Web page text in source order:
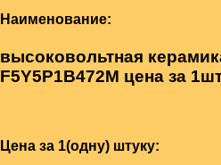
Наименование:
высоковольтная
F5Y5P1B472M цена за
Цена за 1(одну) штуку: